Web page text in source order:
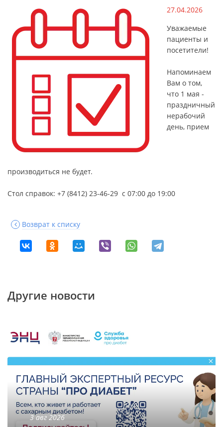
27.04.2026
Уважаемые
пациенты и
посетители!
Напоминаем
Вам о том,
что 1 мая -
праздничный
нерабочий
день, прием
производиться не будет.
Стол справок: +7 (8412) 23-46-29 с 07:00 до 19:00
Возврат к списку
Другие новости
3 авг 2026